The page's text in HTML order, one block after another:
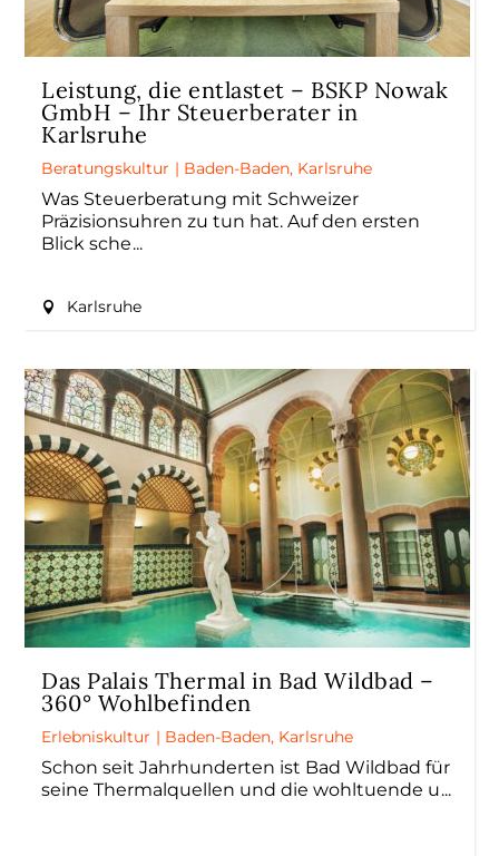
Leistung, die entlastet – BSKP Nowak
GmbH – Ihr Steuerberater in
Karlsruhe
Beratungskultur | Baden-Baden, Karlsruhe
Was Steuerberatung mit Schweizer
Präzisionsuhren zu tun hat. Auf den ersten
Blick sche
Karlsruhe
Das Palais Thermal in Bad Wildbad –
360° Wohlbefinden
Erlebniskultur | Baden-Baden, Karlsruhe
Schon seit Jahrhunderten ist Bad Wildbad für
seine Thermalquellen und die wohltuende u